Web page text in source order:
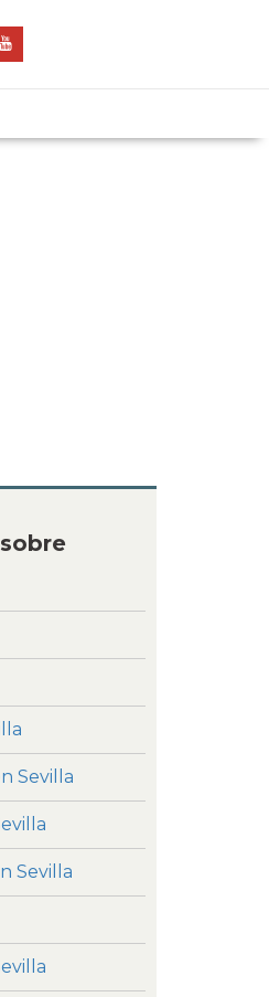
Sevilla
Sevilla